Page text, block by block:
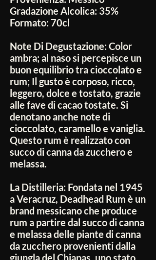
Gradazione Alcolica: 35%
Formato: 70cl
Note Di Degustazione: Color
ambra; al naso si percepisce un
buon equilibrio tra cioccolato e
rum; Il gusto è corposo, ricco,
leggero, dolce e tostato, grazie
alle fave di cacao tostate. Si
denotano anche note di
cioccolato, caramello e vaniglia.
Questo rum è realizzato con
succo di canna da zucchero e
melassa.
La Distilleria: Fondata nel 1945
a Veracruz, Deadhead Rum è un
brand messicano che produce
rum a partire dal succo di canna
e melassa delle piante di canna
da zucchero provenienti dalla